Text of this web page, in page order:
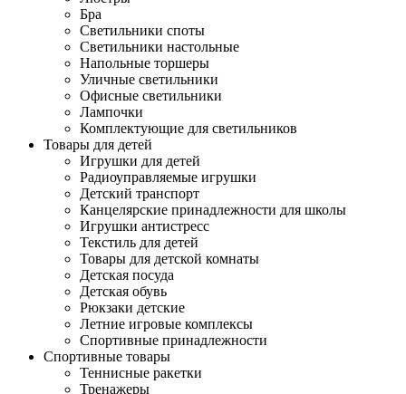
Бра
Светильники споты
Светильники настольные
Напольные торшеры
Уличные светильники
Офисные светильники
Лампочки
Комплектующие для светильников
Товары для детей
Игрушки для детей
Радиоуправляемые игрушки
Детский транспорт
Канцелярские принадлежности для школы
Игрушки антистресс
Текстиль для детей
Товары для детской комнаты
Детская посуда
Детская обувь
Рюкзаки детские
Летние игровые комплексы
Спортивные принадлежности
Спортивные товары
Теннисные ракетки
Тренажеры